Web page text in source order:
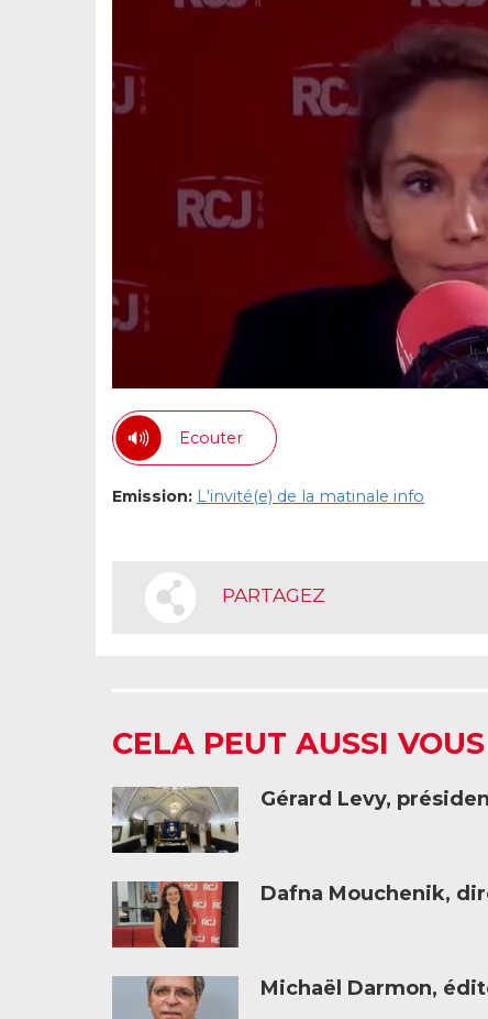
Ecouter
Emission: L'invité(e) de la matinale info
PARTAGEZ
CELA PEUT AUSSI
Gérard Levy,
Dafna Mouchenik,
Michaël Darmon,